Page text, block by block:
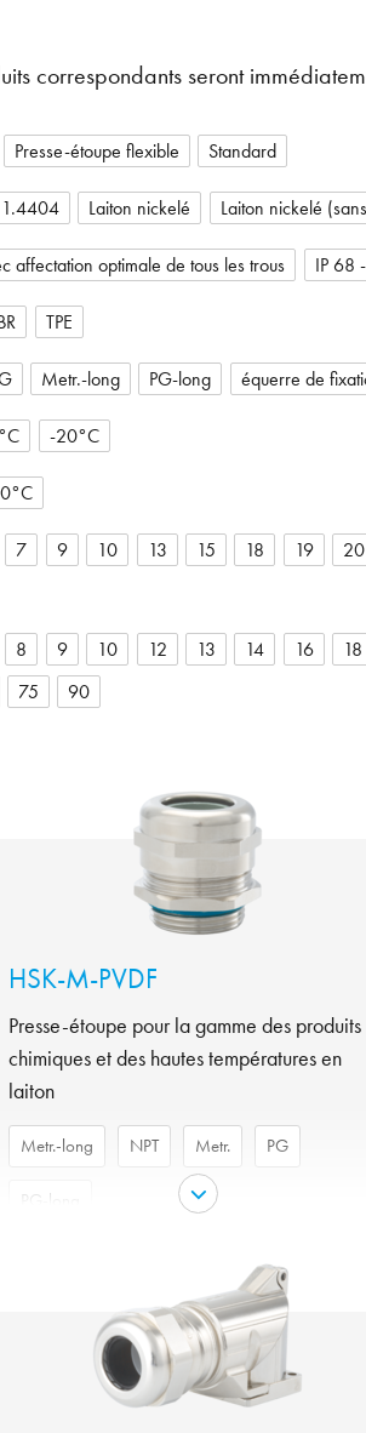
correspondants seront
Presse-étoupe flexible Standard
Laiton nickelé Laiton nickelé
affectation optimale de tous les trous IP 68
TPE
Metr.-long PG-long équerre de
-20°C
7 9 10 13 15 18 19 20
8 9 10 12 13 14 16 18
75 90
HSK-M-PVDF
Presse-étoupe pour la gamme des produits
chimiques et des hautes températures en
laiton
Metr.-long NPT Metr. PG
PG-long
Laiton nickelé
Matériel joint torique
FKM
Metr.-long, NPT, Metr.,
PG, PG-long